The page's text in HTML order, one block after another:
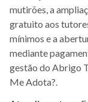
mutirões, a
gratuito aos
mínimos e a
mediante
gestão do Abrigo
Me Adota?.